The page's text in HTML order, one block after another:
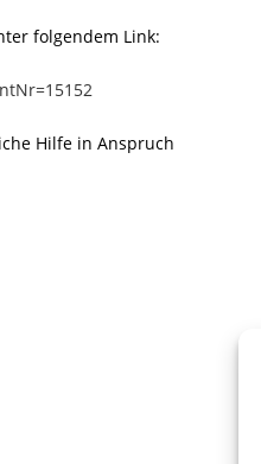
folgendem Link:
Hilfe in Anspruch